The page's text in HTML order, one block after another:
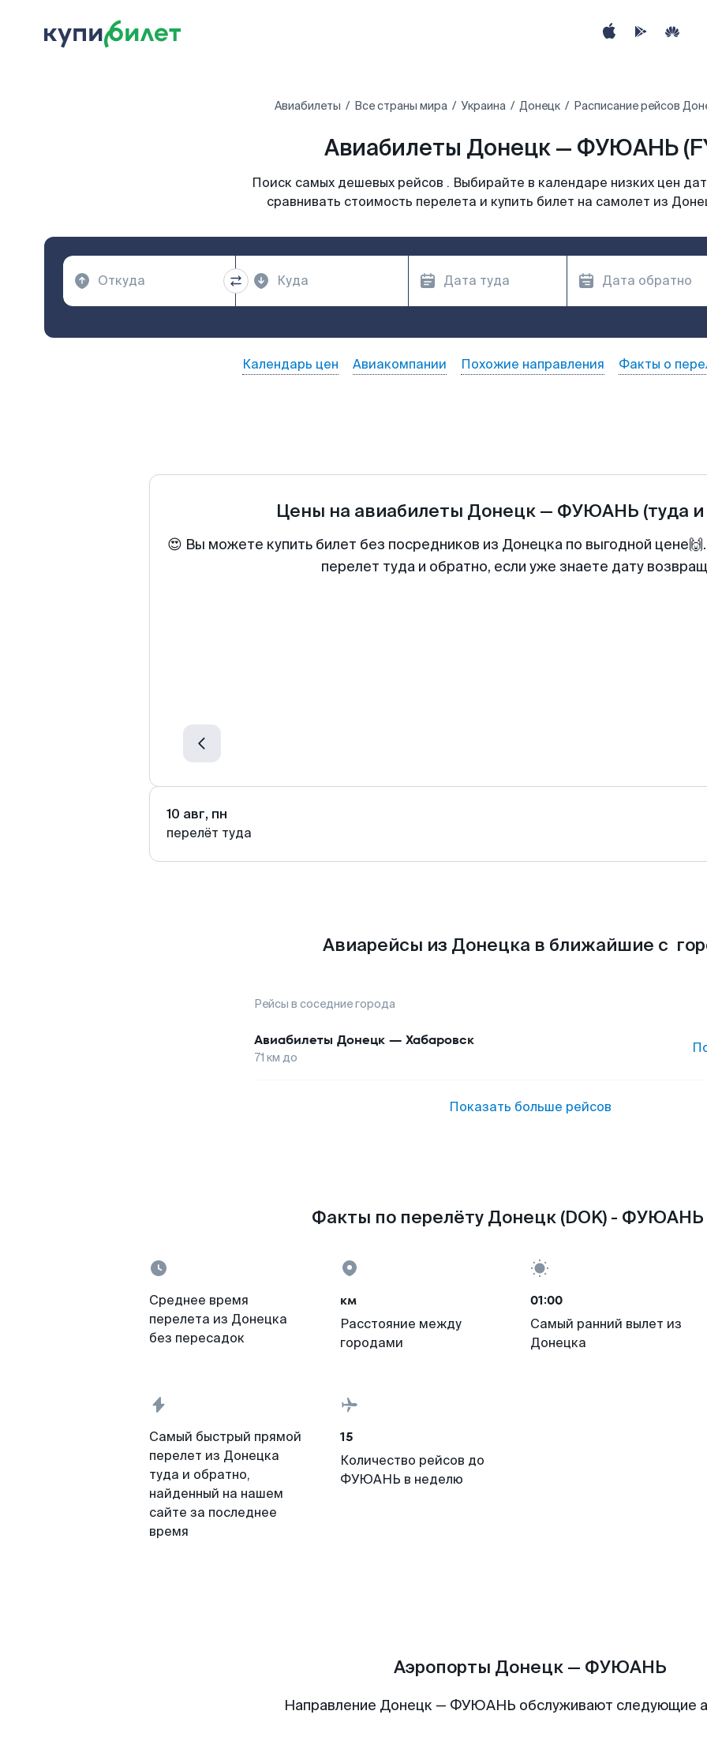
Авиабилеты Все страны мира Украина Донецк Расписание рейсов
Авиабилеты Донецк — ФУЮАНЬ
Поиск самых дешевых рейсов . Выбирайте в календаре низких цен
сравнивать стоимость перелета и купить билет на самолет из
Календарь цен Авиакомпании Похожие направления Факты о
Цены на авиабилеты Донецк — ФУЮАНЬ (туда
😍 Вы можете купить билет без посредников из Донецка по выгодной
перелет туда и обратно, если уже знаете дату
10 авг, пн
перелёт туда
Авиарейсы из Донецка в ближайшие с
Рейсы в соседние города
Авиабилеты Донецк — Хабаровск
71 км до
Показать больше рейсов
Факты по перелёту Донецк (DOK) - ФУЮАНЬ
Среднее время
перелета из Донецка
без пересадок
км
Расстояние между
городами
01:00
Самый ранний вылет из
Донецка
Самый быстрый прямой
перелет из Донецка
туда и обратно,
найденный на нашем
сайте за последнее
время
15
Количество рейсов до
ФУЮАНЬ в неделю
Аэропорты Донецк — ФУЮАНЬ
Направление Донецк — ФУЮАНЬ обслуживают следующие